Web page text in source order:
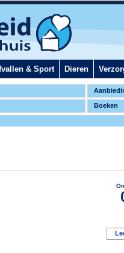
& Sport Dieren
Boeken